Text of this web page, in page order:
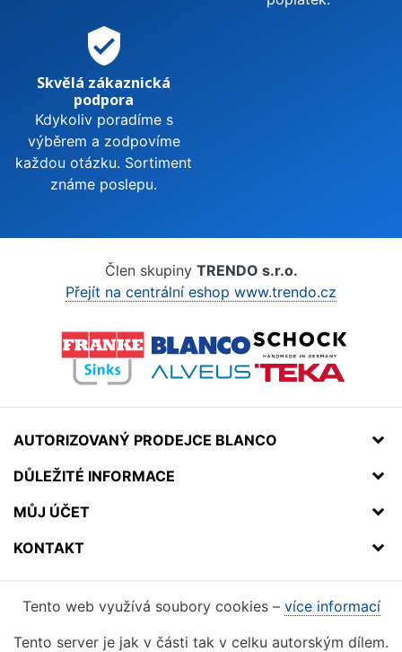
verified_user
Skvělá zákaznická
podpora
Kdykoliv poradíme s
výběrem a zodpovíme
každou otázku. Sortiment
známe poslepu.
Člen skupiny TRENDO s.r.o.
Přejít na centrální eshop www.trendo.cz
AUTORIZOVANÝ PRODEJCE BLANCO
DŮLEŽITÉ INFORMACE
MŮJ ÚČET
KONTAKT
Tento web využívá soubory cookies – více informací
Tento server je jak v části tak v celku autorským dílem.